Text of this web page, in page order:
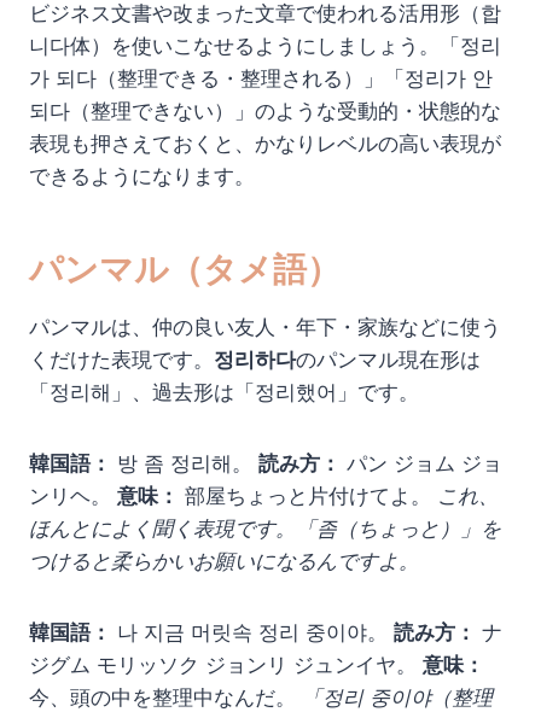
ビジネス文書や改まった文章で使われる活用形（합
니다体）を使いこなせるようにしましょう。「정리
가 되다（整理できる・整理される）」「정리가 안
되다（整理できない）」のような受動的・状態的な
表現も押さえておくと、かなりレベルの高い表現が
できるようになります。
パンマル（タメ語）
パンマルは、仲の良い友人・年下・家族などに使う
くだけた表現です。 정리하다のパンマル現在形は
「정리해」、過去形は「정리했어」です。
韓国語： 방 좀 정리해。 読み方： パン ジョム ジョ
ンリヘ。 意味： 部屋ちょっと片付けてよ。 これ、
ほんとによく聞く表現です。「좀（ちょっと）」を
つけると柔らかいお願いになるんですよ。
韓国語： 나 지금 머릿속 정리 중이야。 読み方： ナ
ジグム モリッソク ジョンリ ジュンイヤ。 意味：
今、頭の中を整理中なんだ。
「정리 중이야（整理